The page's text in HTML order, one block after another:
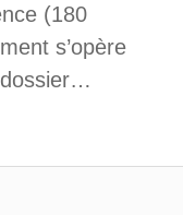
(180
s’opère
dossier…